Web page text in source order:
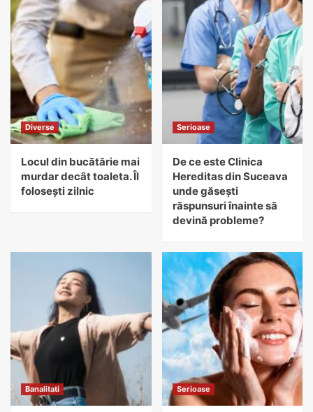
Diverse
Locul din bucătărie mai
murdar decât toaleta. Îl
folosești zilnic
Serioase
De ce este Clinica
Hereditas din Suceava
unde găsești
răspunsuri înainte să
devină probleme?
Banalitati Serioase